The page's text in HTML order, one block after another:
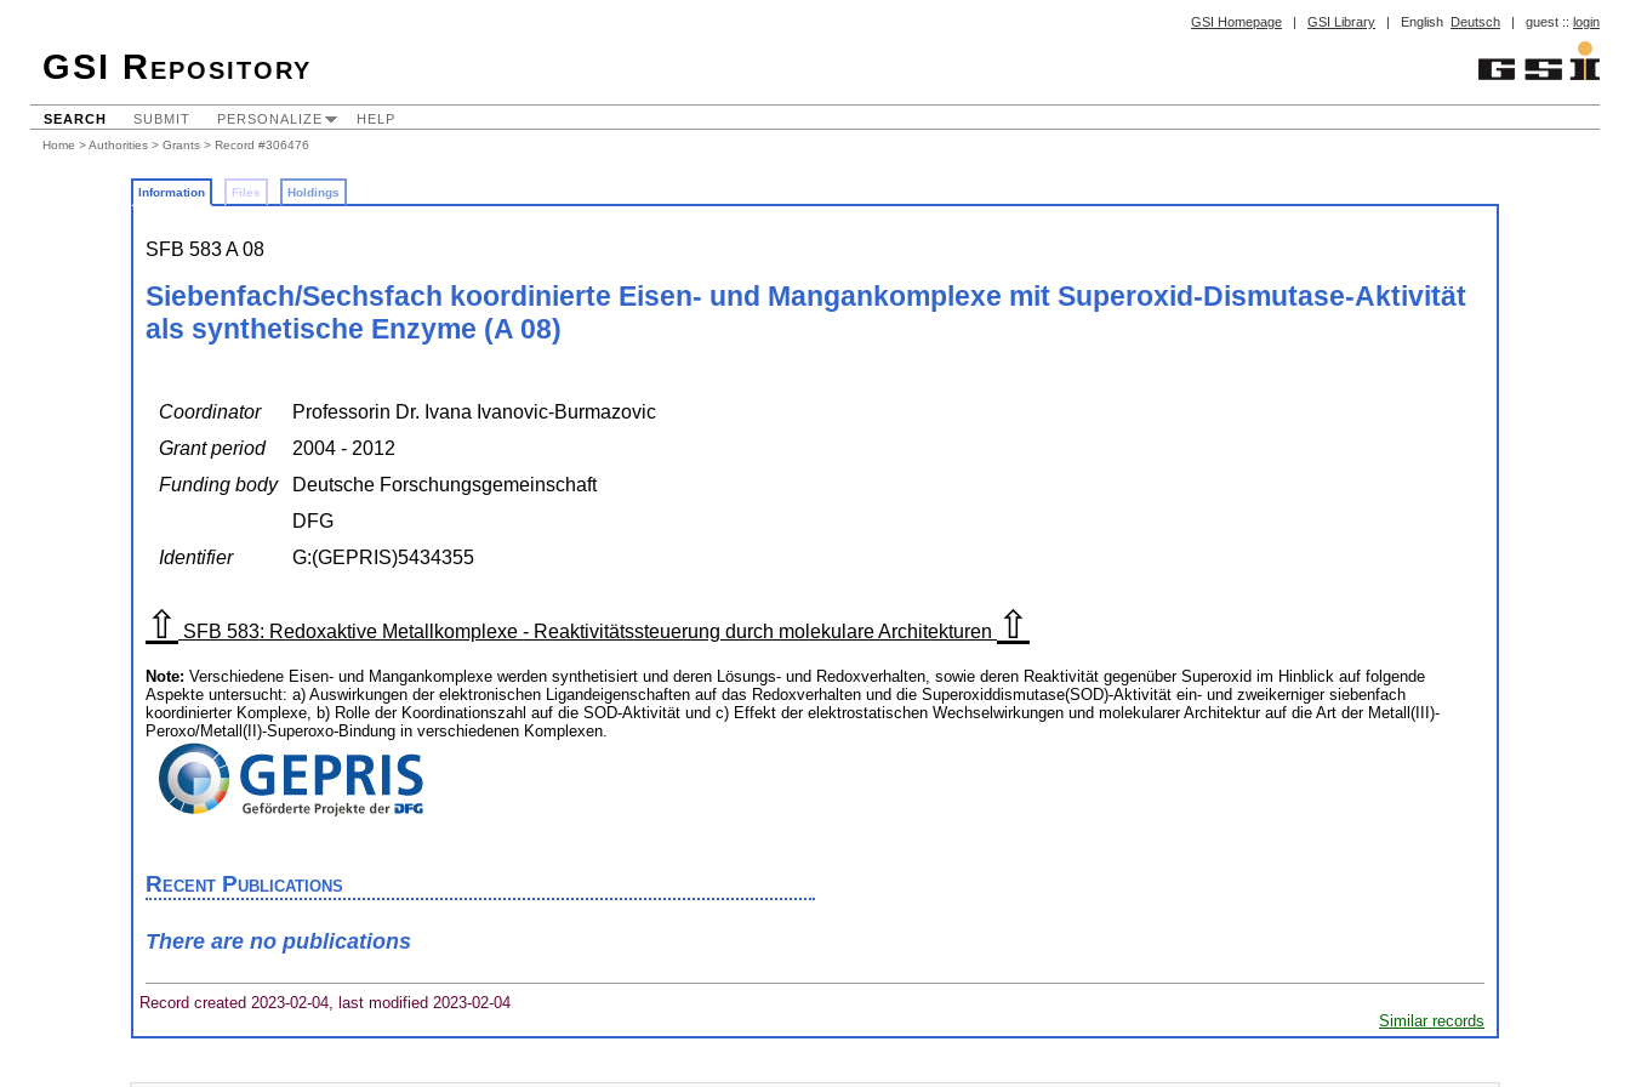
GSI Homepage | GSI Library | English Deutsch | guest :: login
GSI Repository
SEARCH SUBMIT PERSONALIZE HELP
Home >Authorities > Grants > Record #306476
Information Files Holdings
SFB 583 A 08
Siebenfach/Sechsfach koordinierte Eisen- und Mangankomplexe mit Superoxid-Dismutase-Aktivität
als synthetische Enzyme (A 08)
Coordinator
Professorin Dr. Ivana Ivanovic-Burmazovic
Grant period
2004 - 2012
Funding body
Deutsche Forschungsgemeinschaft
DFG
Identifier
G:(GEPRIS)5434355
⇧ SFB 583: Redoxaktive Metallkomplexe - Reaktivitätssteuerung durch molekulare Architekturen ⇧
Note: Verschiedene Eisen- und Mangankomplexe werden synthetisiert und deren Lösungs- und Redoxverhalten, sowie deren Reaktivität gegenüber Superoxid im Hinblick auf folgende
Aspekte untersucht: a) Auswirkungen der elektronischen Ligandeigenschaften auf das Redoxverhalten und die Superoxiddismutase(SOD)-Aktivität ein- und zweikerniger siebenfach
koordinierter Komplexe, b) Rolle der Koordinationszahl auf die SOD-Aktivität und c) Effekt der elektrostatischen Wechselwirkungen und molekularer Architektur auf die Art der Metall(III)-
Peroxo/Metall(II)-Superoxo-Bindung in verschiedenen Komplexen.
Recent Publications
There are no publications
Record created 2023-02-04, last modified 2023-02-04
Similar records